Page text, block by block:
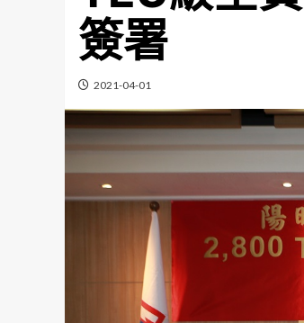
簽署
2021-04-01